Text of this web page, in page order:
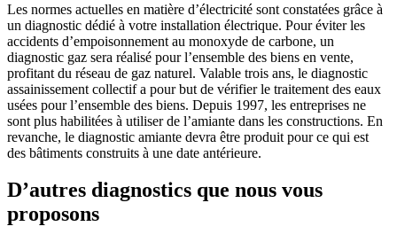
Les normes actuelles en matière d’électricité sont constatées grâce à
un diagnostic dédié à votre installation électrique. Pour éviter les
accidents d’empoisonnement au monoxyde de carbone, un
diagnostic gaz sera réalisé pour l’ensemble des biens en vente,
profitant du réseau de gaz naturel. Valable trois ans, le diagnostic
assainissement collectif a pour but de vérifier le traitement des eaux
usées pour l’ensemble des biens. Depuis 1997, les entreprises ne
sont plus habilitées à utiliser de l’amiante dans les constructions. En
revanche, le diagnostic amiante devra être produit pour ce qui est
des bâtiments construits à une date antérieure.
D’autres diagnostics que nous vous
proposons